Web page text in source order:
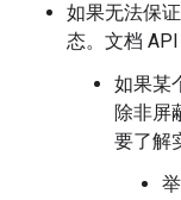
如果无法保
态。 文档
如果某
除非屏
要了解